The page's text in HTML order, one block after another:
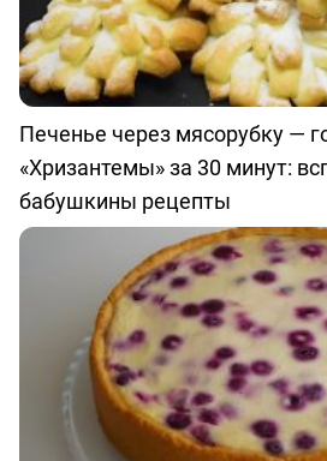
Печенье через мясорубку —
«Хризантемы» за 30 минут:
бабушкины рецепты